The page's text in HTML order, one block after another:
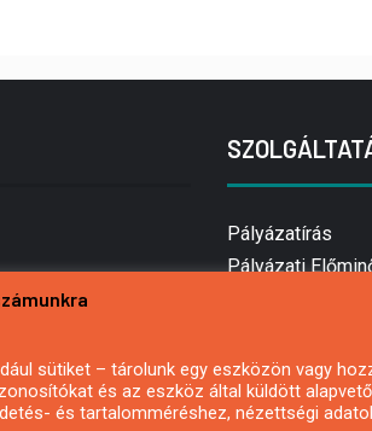
Pályázatírás
Pályázati
Mezőgazdasági
Pályázatírás
sütiket – tárolunk egy eszközön vagy
és az eszköz által küldött
és tartalomméréshez, nézettségi